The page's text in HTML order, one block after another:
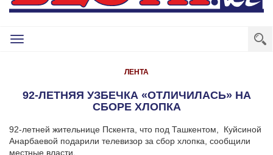
Toggle
ЛЕНТА
92-ЛЕТНЯЯ УЗБЕЧКА «ОТЛИЧИЛАСЬ» НА
СБОРЕ ХЛОПКА
92-летней жительнице Пскента, что под Ташкентом, Куйсиной
Анарбаевой подарили телевизор за сбор хлопка, сообщили
местные власти.